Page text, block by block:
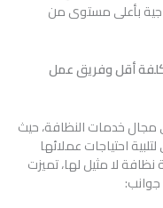
بأعلى مستوى من
أقل وفريق عمل
خدمات النظافة، حيث
احتياجات عملائها
نظافة لا مثيل لها، تميزت